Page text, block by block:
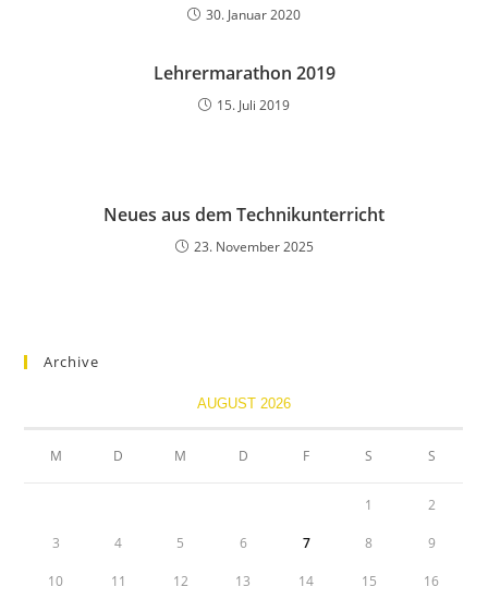
30. Januar 2020
Lehrermarathon 2019
15. Juli 2019
Neues aus dem Technikunterricht
23. November 2025
Archive
AUGUST 2026
M D M D F S S
1 2
3 4 5 6 7 8 9
10 11 12 13 14 15 16